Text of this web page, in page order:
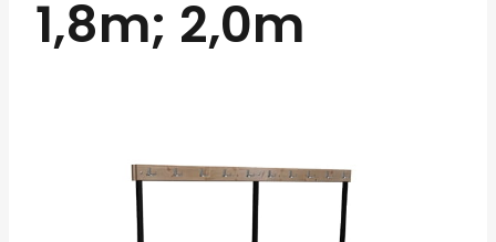
1,8m; 2,0m